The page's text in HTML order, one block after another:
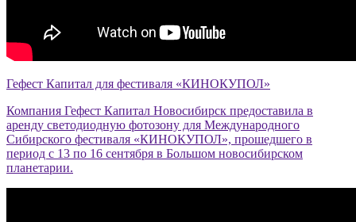
Гефест Капитал для фестиваля «КИНОКУПОЛ»
Компания Гефест Капитал Новосибирск предоставила в
аренду светодиодную фотозону для Международного
Сибирского фестиваля «КИНОКУПОЛ», прошедшего в
период с 13 по 16 сентября в Большом новосибирском
планетарии.